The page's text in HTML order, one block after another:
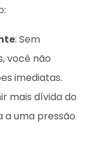
: Sem
você não
imediatas.
mais dívida do
a uma pressão